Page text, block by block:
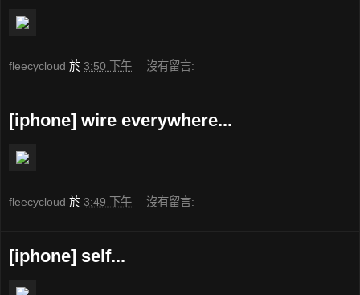
fleecycloud 於 3:50 下午 沒有留言:
[iphone] wire everywhere...
fleecycloud 於 3:49 下午 沒有留言:
[iphone] self...